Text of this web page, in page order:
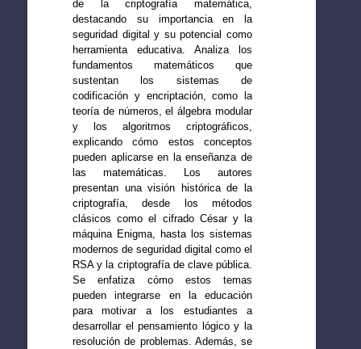
de la criptografía matemática,
destacando su importancia en la
seguridad digital y su potencial como
herramienta educativa. Analiza los
fundamentos matemáticos que
sustentan los sistemas de
codificación y encriptación, como la
teoría de números, el álgebra modular
y los algoritmos criptográficos,
explicando cómo estos conceptos
pueden aplicarse en la enseñanza de
las matemáticas. Los autores
presentan una visión histórica de la
criptografía, desde los métodos
clásicos como el cifrado César y la
máquina Enigma, hasta los sistemas
modernos de seguridad digital como el
RSA y la criptografía de clave pública.
Se enfatiza cómo estos temas
pueden integrarse en la educación
para motivar a los estudiantes a
desarrollar el pensamiento lógico y la
resolución de problemas. Además, se